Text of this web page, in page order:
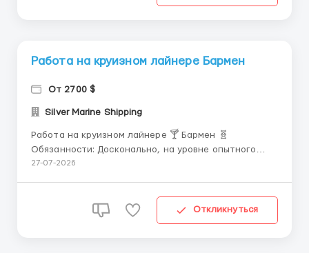
Работа на круизном лайнере Бармен
От 2700 $
Silver Marine Shipping
Работа на круизном лайнере 🍸 Бармен 🧬
Обязанности: Досконально, на уровне опытного
официанта, разбираться в меню и быть готовым
и высокая работоспособность.
Стрессоустойчивость, способность эф...
27-07-2026
Откликнуться